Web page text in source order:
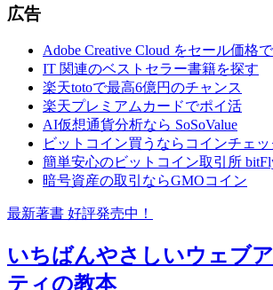
広告
Adobe Creative Cloud をセール価格で
IT 関連のベストセラー書籍を探す
楽天totoで最高6億円のチャンス
楽天プレミアムカードでポイ活
AI仮想通貨分析なら SoSoValue
ビットコイン買うならコインチェッ
簡単安心のビットコイン取引所
暗号資産の取引ならGMOコイン
最新著書 好評発売中！
いちばんやさしいウェブ
ティの教本